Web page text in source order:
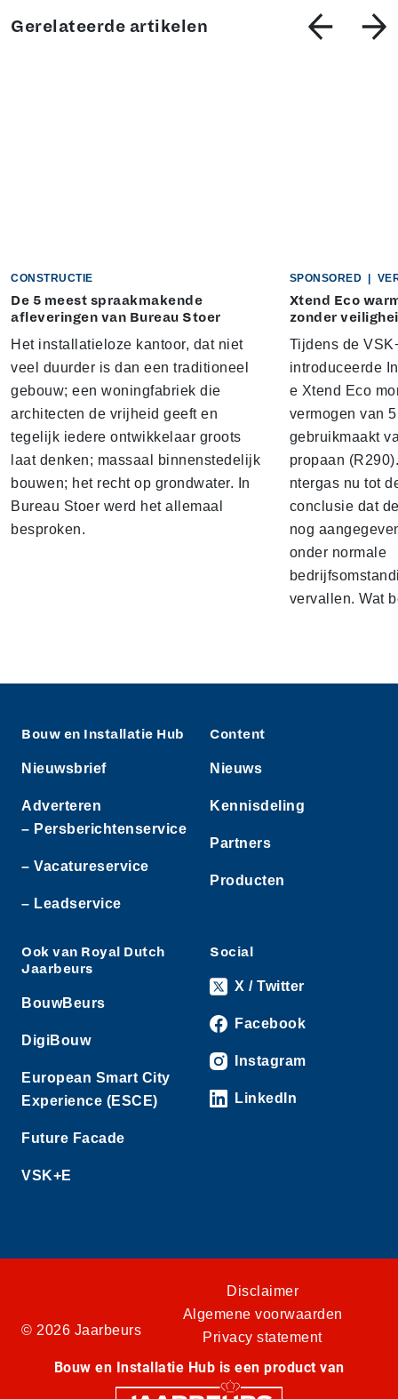
Gerelateerde artikelen
CONSTRUCTIE
De 5 meest spraakmakende
afleveringen van Bureau Stoer
Het installatieloze kantoor, dat niet
veel duurder is dan een traditioneel
gebouw; een woningfabriek die
architecten de vrijheid geeft en
tegelijk iedere ontwikkelaar groots
laat denken; massaal binnenstedelijk
bouwen; het recht op grondwater. In
Bureau Stoer werd het allemaal
besproken.
SPONSORED
Xtend Eco
zonder
Tijdens de
introduceerde
e Xtend Eco
vermogen van
gebruikmaakt
propaan
ntergas nu tot
conclusie dat
nog
onder normale
vervallen. Wat
Bouw en Installatie Hub
Nieuwsbrief
Adverteren
– Persberichtenservice
– Vacatureservice
– Leadservice
Content
Nieuws
Kennisdeling
Partners
Producten
Ook van Royal Dutch
Jaarbeurs
BouwBeurs
DigiBouw
European Smart City
Experience (ESCE)
Future Facade
VSK+E
Social
X / Twitter
Facebook
Instagram
LinkedIn
© 2026 Jaarbeurs
Disclaimer
Algemene voorwaarden
Privacy statement
Bouw en Installatie Hub is een product van